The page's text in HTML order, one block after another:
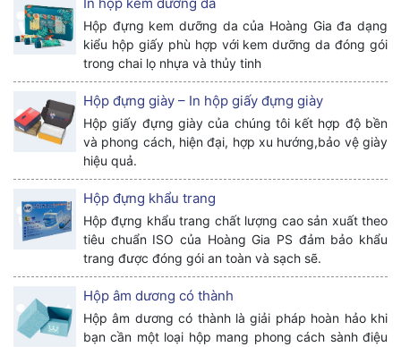
Hộp đựng kem dưỡng da của Hoàng Gia đa dạng
kiểu hộp giấy phù hợp với kem dưỡng da đóng gói
trong chai lọ nhựa và thủy tinh
Hộp đựng giày – In hộp giấy đựng giày
Hộp giấy đựng giày của chúng tôi kết hợp độ bền
và phong cách, hiện đại, hợp xu hướng,bảo vệ giày
hiệu quả.
Hộp đựng khẩu trang
Hộp đựng khẩu trang chất lượng cao sản xuất theo
tiêu chuẩn ISO của Hoàng Gia PS đảm bảo khẩu
trang được đóng gói an toàn và sạch sẽ.
Hộp âm dương có thành
Hộp âm dương có thành là giải pháp hoàn hảo khi
bạn cần một loại hộp mang phong cách sành điệu